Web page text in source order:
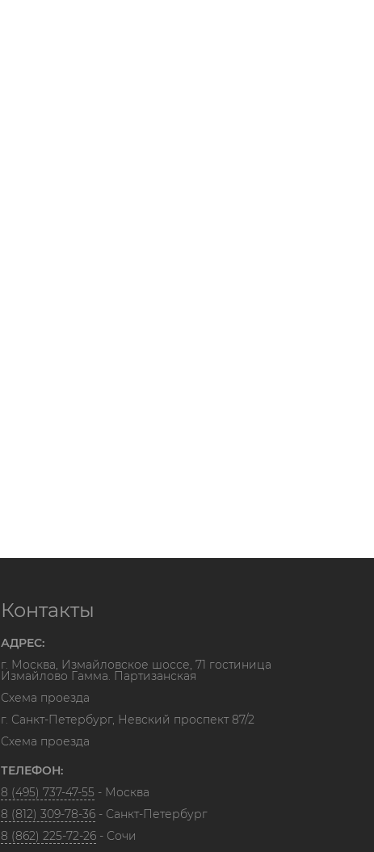
Контакты
АДРЕС:
г. Москва, Измайловское шоссе, 71 гостиница
Измайлово Гамма. Партизанская
Схема проезда
г. Санкт-Петербург, Невский проспект 87/2
Схема проезда
ТЕЛЕФОН:
8 (495) 737-47-55 - Москва
8 (812) 309-78-36 - Санкт-Петербург
8 (862) 225-72-26 - Сочи